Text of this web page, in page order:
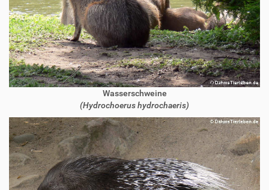
Wasserschweine
(Hydrochoerus hydrochaeris)